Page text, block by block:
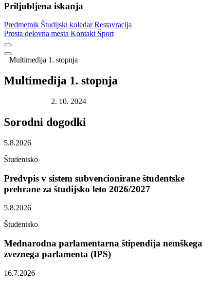
Priljubljena iskanja
Predmetnik Študijski koledarRestavracija
Prosta delovna mesta Kontakt Šport
Multimedija 1. stopnja
Multimedija 1. stopnja
2. 10. 2024
Sorodni dogodki
5.8.2026
Študentsko
Predvpis v sistem subvencionirane študentske
prehrane za študijsko leto 2026/2027
5.8.2026
Študentsko
Mednarodna parlamentarna štipendija nemškega
zveznega parlamenta (IPS)
16.7.2026